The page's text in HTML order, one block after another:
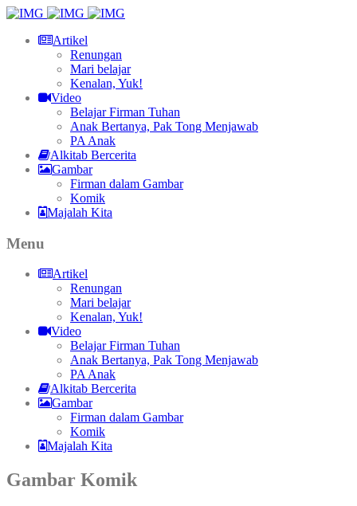
Artikel
Renungan
Mari belajar
Kenalan, Yuk!
Video
Belajar Firman Tuhan
Anak Bertanya, Pak Tong Menjawab
PA Anak
Alkitab Bercerita
Gambar
Firman dalam Gambar
Komik
Majalah Kita
Menu
Artikel
Renungan
Mari belajar
Kenalan, Yuk!
Video
Belajar Firman Tuhan
Anak Bertanya, Pak Tong Menjawab
PA Anak
Alkitab Bercerita
Gambar
Firman dalam Gambar
Komik
Majalah Kita
Gambar Komik